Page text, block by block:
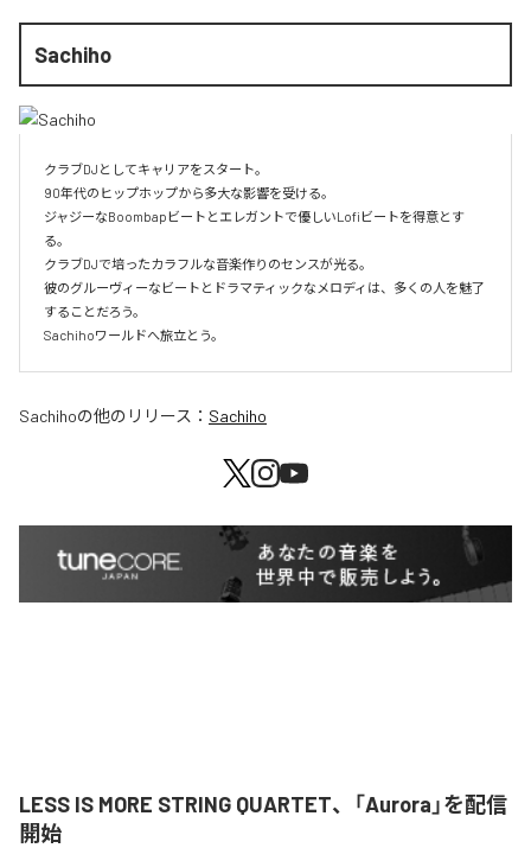
Sachiho
クラブDJとしてキャリアをスタート。
90年代のヒップホップから多大な影響を受ける。
ジャジーなBoombapビートとエレガントで優しいLofiビートを得意とす
る。
クラブDJで培ったカラフルな音楽作りのセンスが光る。
彼のグルーヴィーなビートとドラマティックなメロディは、多くの人を魅了
することだろう。
Sachihoワールドへ旅立とう。
Sachihoの他のリリース： Sachiho
LESS IS MORE STRING QUARTET、「Aurora」を配信
開始